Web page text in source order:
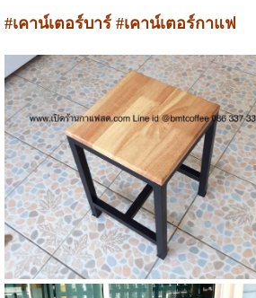
#เคาน์เตอร์บาร์ #เคาน์เตอร์กาแฟ